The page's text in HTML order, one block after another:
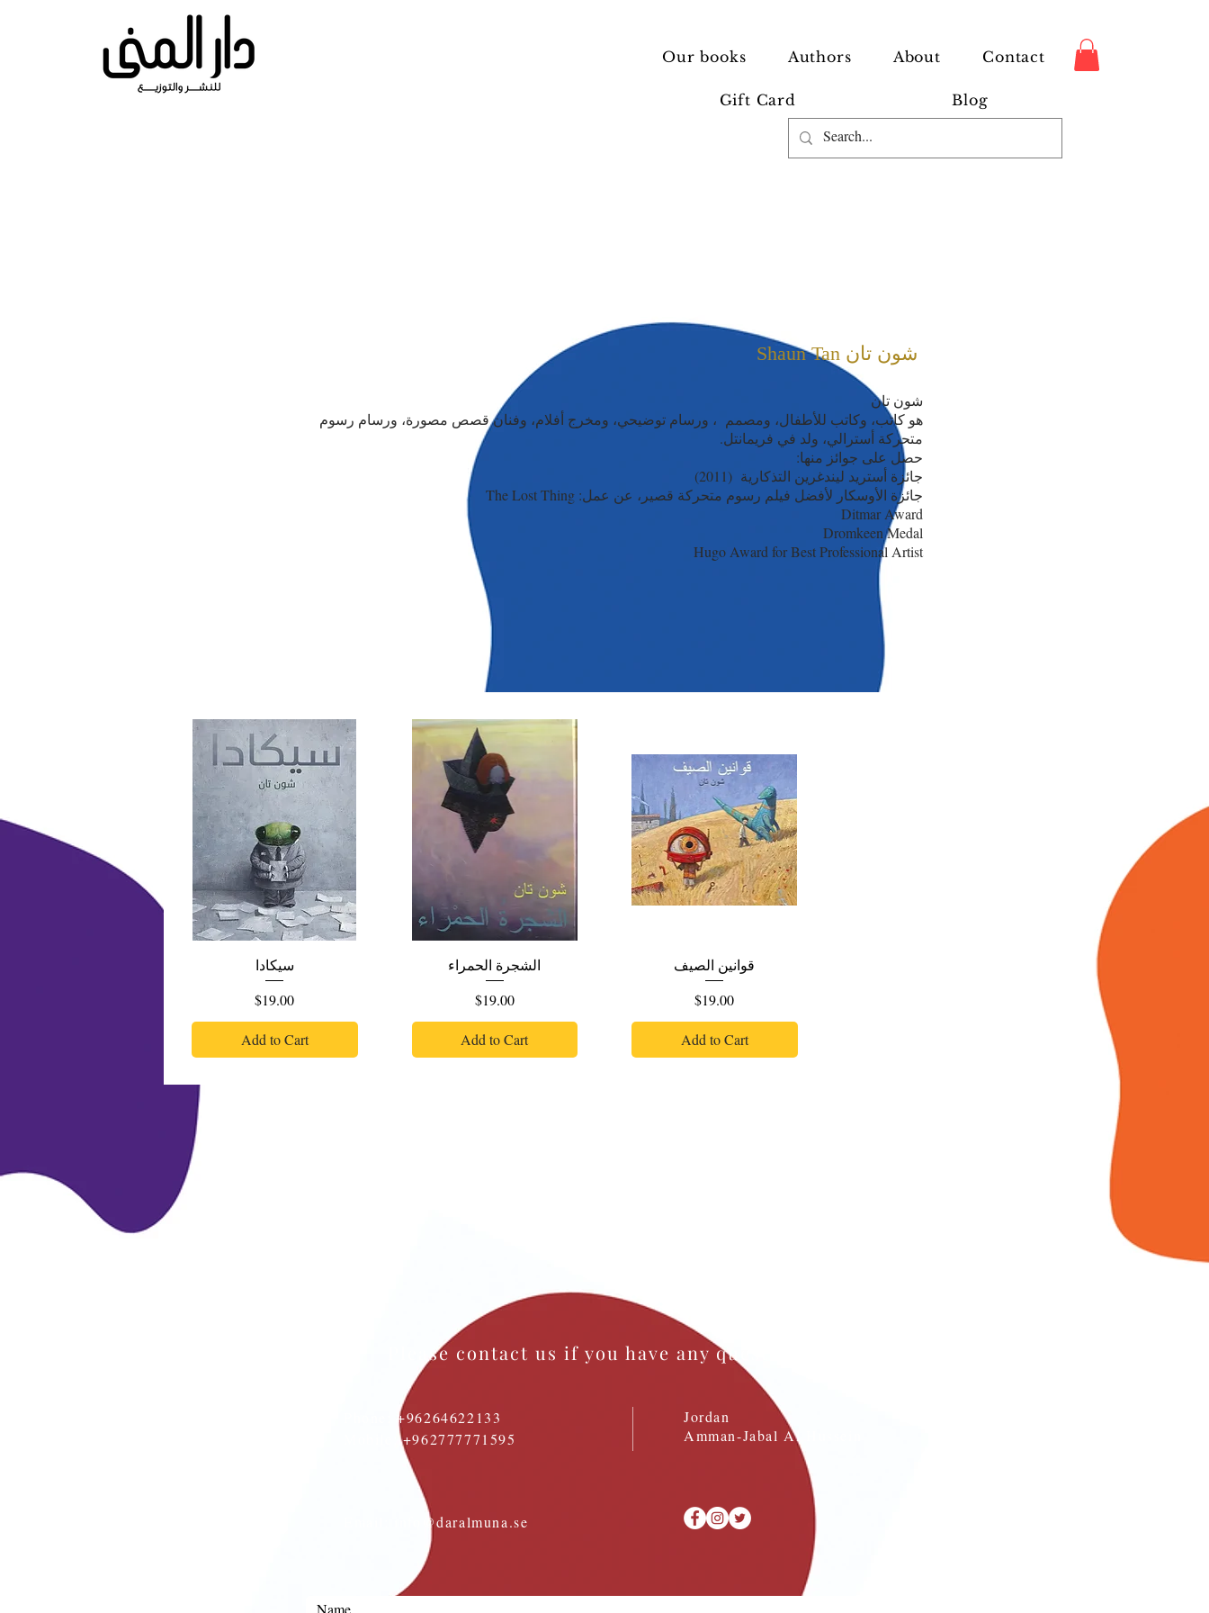
Our books Authors About Contact
Gift Card Blog
Shaun Tan شون تان
شون تان
هو كاتب، وكاتب للأطفال، ومصمم ، ورسام توضيحي، ومخرج أفلام، وفنان قصص مصورة، ورسام رسوم
متحركة أسترالي، ولد في فريمانتل.
حصل على جوائز منها:
جائزة أستريد ليندغرين التذكارية (2011)
جائزة الأوسكار لأفضل فيلم رسوم متحركة قصير، عن عمل: The Lost Thing
Ditmar Award
Dromkeen Medal
Hugo Award for Best Professional Artist
سيكادا
Price
$19.00
Add to Cart
الشجرة الحمراء
Price
$19.00
Add to Cart
قوانين الصيف
Price
$19.00
Add to Cart
Please contact us if you have any questions
+96264622133
Mobile: +962777771595
Jordan
Amman-Jabal Al Hussein
info@daralmuna.se